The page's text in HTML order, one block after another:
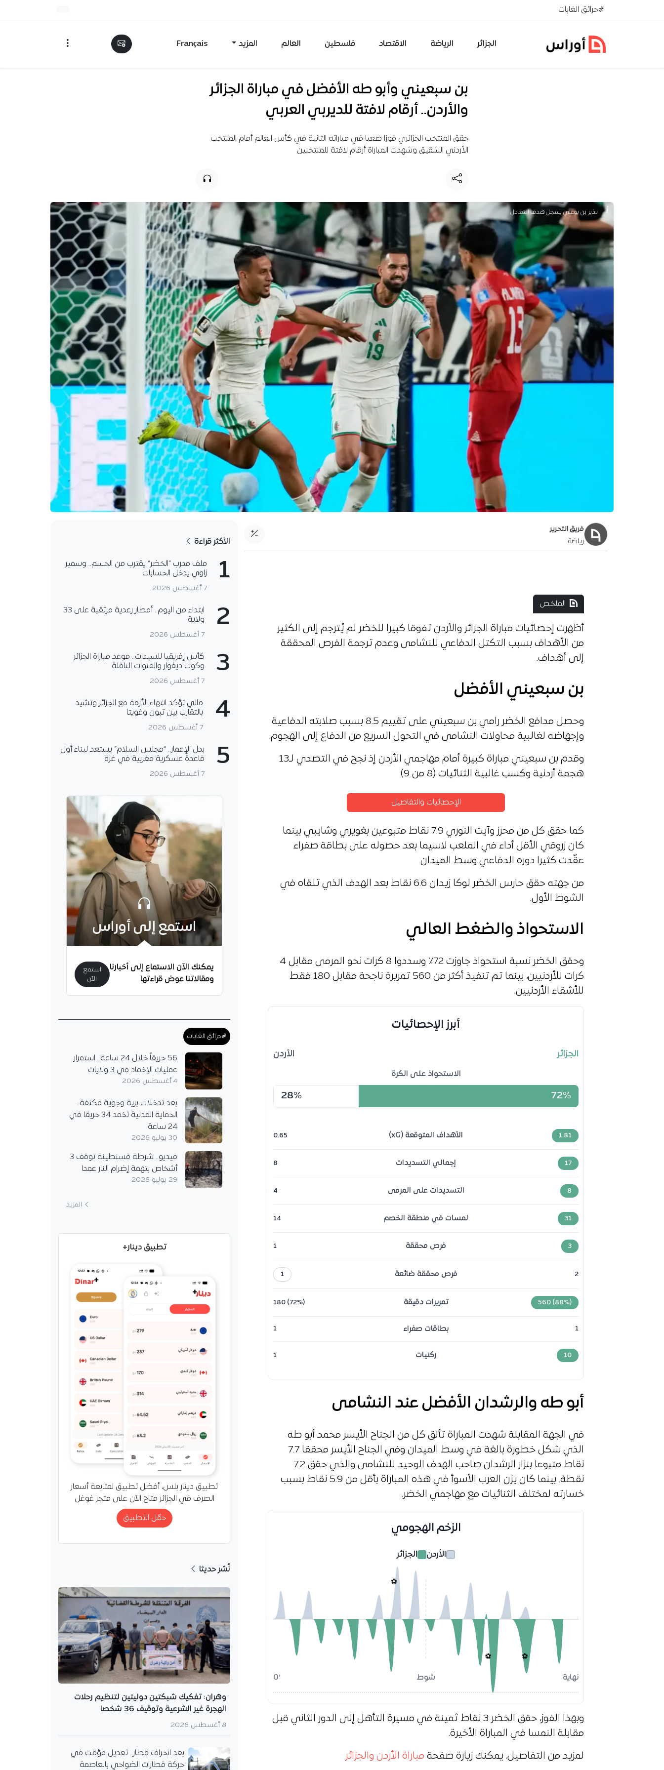
تخطي إلى المحتوى#حرائق الغابات
الجزائر الرياضة الاقتصاد فلسطين العالم المزيد Français
بن سبعيني وأبو طه الأفضل في مباراة الجزائر
والأردن.. أرقام لافتة للديربي العربي
حقق المنتخب الجزائري فوزا صعبا في مباراته الثانية في كأس العالم أمام المنتخب
الأردني الشقيق وشهدت المباراة أرقام لافتة للمنتخبين
نذير بن بوعلي⁩⁩ يسجل هدف التعادل
فريق التحرير
رياضة
الملخص
أظهرت إحصائيات مباراة الجزائر والأردن تفوقا كبيرا للخضر لم يُترجم إلى الكثير
من الأهداف بسبب التكتل الدفاعي للنشامى وعدم ترجمة الفرص المحققة
إلى أهداف.
بن سبعيني الأفضل
وحصل مدافع الخضر رامي بن سبعيني على تقييم 8.5 بسبب صلابته الدفاعية
وإجهاضه لغالبية محاولات النشامى في التحول السريع من الدفاع إلى الهجوم.
وقدم بن سبعيني مباراة كبيرة أمام مهاجمي الأردن إذ نجح في التصدي لـ13
هجمة أردنية وكسب غالبية الثنائيات (8 من 9)
الإحصائيات والتفاصيل
كما حقق كل من محرز وآيت النوري 7.9 نقاط متبوعين بغويري وشايبي بينما
كان زروقي الأقل أداء في الملعب لاسيما بعد حصوله على بطاقة صفراء
عقّدت كثيرا دوره الدفاعي وسط الميدان.
من جهته حقق حارس الخضر لوكا زيدان 6.6 نقاط بعد الهدف الذي تلقاه في
الشوط الأول.
الاستحواذ والضغط العالي
وحقق الخضر نسبة استحواذ جاوزت 72٪ وسددوا 8 كرات نحو المرمى مقابل 4
كرات للأردنيين، بينما تم تنفيذ أكثر من 560 تمريرة ناجحة مقابل 180 فقط
للأشقاء الأردنيين.
أبرز الإحصائيات
الأردن الجزائر
الاستحواذ على الكرة
28% 72%
0.65 الأهداف المتوقعة (xG) 1.81
8 إجمالي التسديدات 17
4 التسديدات على المرمى 8
14 لمسات في منطقة الخصم 31
1 فرص محققة 3
1 فرص محققة ضائعة 2
180 (72%) تمريرات دقيقة 560 (88%)
1 بطاقات صفراء 1
1 ركنيات 10
أبو طه والرشدان الأفضل عند النشامى
في الجهة المقابلة شهدت المباراة تألق كل من الجناح الأيسر محمد أبو طه
الذي شكل خطورة بالغة في وسط الميدان وفي الجناح الأيسر محققا 7.7
نقاط متبوعا بنزار الرشدان صاحب الهدف الوحيد للنشامى والذي حقق 7.2
نقطة. بينما كان يزن العرب الأسوأ في هذه المباراة بأقل من 5.9 نقاط بسبب
خسارته لمختلف الثنائيات مع مهاجمي الخضر.
الزخم الهجومي
الأردن الجزائر
⚽
⚽ ⚽
0′ شوط نهاية
وبهذا الفوز، حقق الخضر 3 نقاط ثمينة في مسيرة التأهل إلى الدور الثاني قبل
مقابلة النمسا في المباراة الأخيرة.
لمزيد من التفاصيل، يمكنك زيارة صفحة مباراة الأردن والجزائر
الأكثر قراءة
1
ملف مدرب “الخضر” يقترب من الحسم.. وسمير
زاوي يدخل الحسابات
7 أغسطس 2026
2
ابتداء من اليوم.. أمطار رعدية مرتقبة على 33
ولاية
7 أغسطس 2026
3
كأس إفريقيا للسيدات.. موعد مباراة الجزائر
وكوت ديفوار والقنوات الناقلة
7 أغسطس 2026
4
مالي تؤكد انتهاء الأزمة مع الجزائر وتشيد
بالتقارب بين تبون وغويتا
7 أغسطس 2026
5
بدل الإعمار.. “مجلس السلام” يستعد لبناء أول
قاعدة عسكرية مغربية في غزة
7 أغسطس 2026
استمع إلى أوراس
يمكنك الآن الاستماع إلى أخبارنا
ومقالاتنا عوض قراءتها
استمع
الآن
#حرائق الغابات
56 حريقاً خلال 24 ساعة.. استمرار
عمليات الإخماد في 3 ولايات
4 أغسطس 2026
بعد تدخلات برية وجوية مكثفة..
الحماية المدنية تخمد 34 حريقا في
24 ساعة
30 يوليو 2026
فيديو.. شرطة قسنطينة توقف 3
أشخاص بتهمة إضرام النار عمدا
29 يوليو 2026
المزيد
تطبيق دينار+
تطبيق دينار بلس، أفضل تطبيق لمتابعة أسعار
الصرف في الجزائر متاح الآن على متجر غوغل
حمّل التطبيق
نُشر حديثا
وهران: تفكيك شبكتين دوليتين لتنظيم رحلات
الهجرة غير الشرعية وتوقيف 36 شخصا
8 أغسطس 2026
بعد انحراف قطار.. تعديل مؤقت في
حركة قطارات الضواحي بالعاصمة